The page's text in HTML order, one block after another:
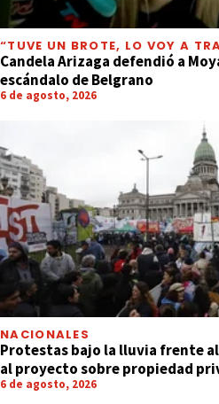
“TUVE UN BROTE, LO VOY A
Candela Arizaga defendió a
escándalo de Belgrano
6 de agosto, 2026
NACIONALES
Protestas bajo la lluvia frente
al proyecto sobre propiedad
6 de agosto, 2026